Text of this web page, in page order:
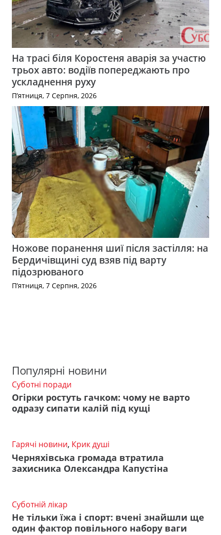
На трасі біля Коростеня аварія за участю
трьох авто: водіїв попереджають про
ускладнення руху
П’ятниця, 7 Серпня, 2026
Ножове поранення шиї після застілля: на
Бердичівщині суд взяв під варту
підозрюваного
П’ятниця, 7 Серпня, 2026
Популярні новини
Суботні поради
Огірки ростуть гачком: чому не варто
одразу сипати калій під кущі
Гарячі новини, Крик душі
Черняхівська громада втратила
захисника Олександра Капустіна
Суботній лікар
Не тільки їжа і спорт: вчені знайшли ще
один фактор повільного набору ваги